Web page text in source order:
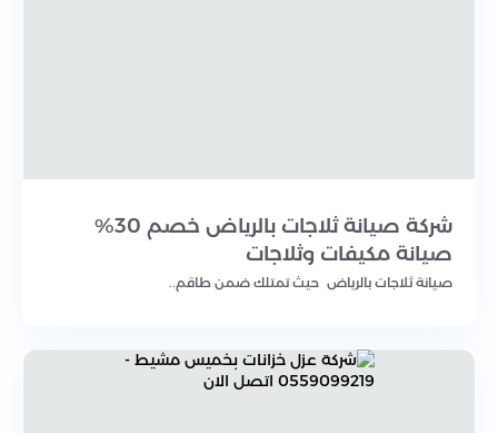
شركة صيانة ثلاجات بالرياض خصم 30%
صيانة مكيفات وثلاجات
صيانة ثلاجات بالرياض حيث تمتلك ضمن طاقم..